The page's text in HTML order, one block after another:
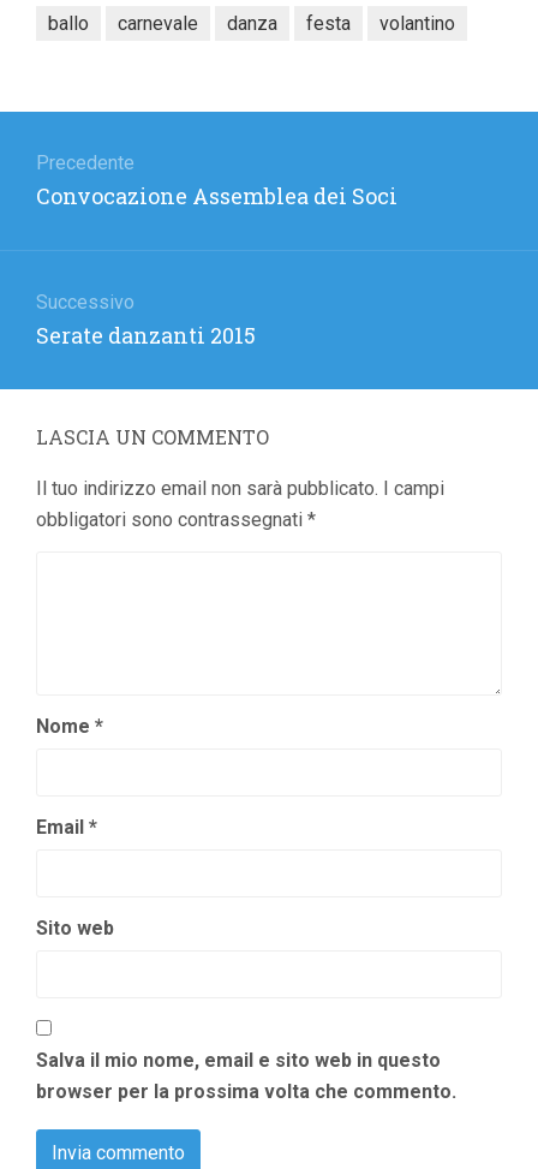
ballo carnevale danza festa volantino
articoli
Precedente
Articolo
Convocazione Assemblea dei Soci
Successivo
Articolo
Serate danzanti 2015
LASCIA UN COMMENTO
Il tuo indirizzo email non sarà pubblicato.
I campi
obbligatori sono contrassegnati *
Nome *
Email *
Sito web
Salva il mio nome, email e sito web in questo
browser per la prossima volta che commento.